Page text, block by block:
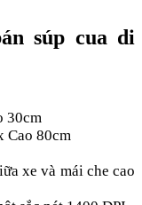
súp cua di
30cm
Cao 80cm
xe và mái che cao